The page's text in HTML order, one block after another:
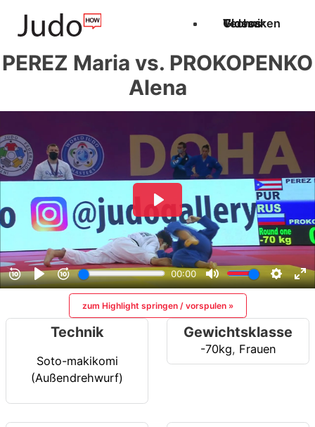
Techniken
Videos
Glossar
PEREZ Maria vs. PROKOPENKO
Alena
zum Highlight springen / vorspulen »
Technik
Soto-makikomi
(Außendrehwurf)
Gewichtsklasse
-70kg, Frauen